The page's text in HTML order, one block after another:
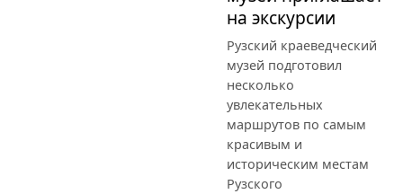
на экскурсии
Рузский краеведческий
музей подготовил
несколько
увлекательных
маршрутов по самым
красивым и
историческим местам
Рузского